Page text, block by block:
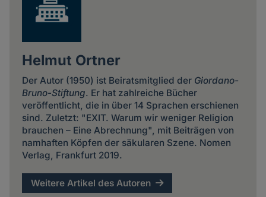
Helmut Ortner
Der Autor (1950) ist Beiratsmitglied der Giordano-
Bruno-Stiftung. Er hat zahlreiche Bücher
veröffentlicht, die in über 14 Sprachen erschienen
sind. Zuletzt: "EXIT. Warum wir weniger Religion
brauchen – Eine Abrechnung", mit Beiträgen von
namhaften Köpfen der säkularen Szene. Nomen
Verlag, Frankfurt 2019.
Weitere Artikel des Autoren